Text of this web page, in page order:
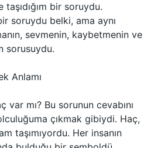
bir soruydu.
soruydu belki, ama aynı
sevmenin, kaybetmenin ve
sorusuydu.
Anlamı
var mı? Bu sorunun cevabını
çıkmak gibiydi. Haç,
taşımıyordu. Her insanın